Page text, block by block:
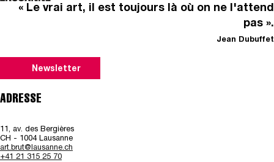
« Le vrai art, il est toujours là où on ne l'attend
pas ».
Jean Dubuffet
Newsletter
ADRESSE
11, av. des Bergières
CH - 1004 Lausanne
art.brut@lausanne.ch
+41 21 315 25 70